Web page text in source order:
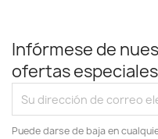
Infórmese de
ofertas especiales
Puede darse de baja en